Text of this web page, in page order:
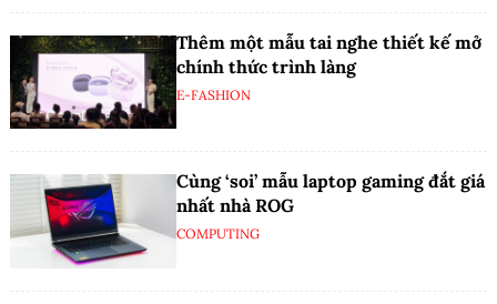
Thêm một mẫu tai nghe thiết kế mở
chính thức trình làng
E-FASHION
Cùng ‘soi’ mẫu laptop gaming đắt giá
nhất nhà ROG
COMPUTING